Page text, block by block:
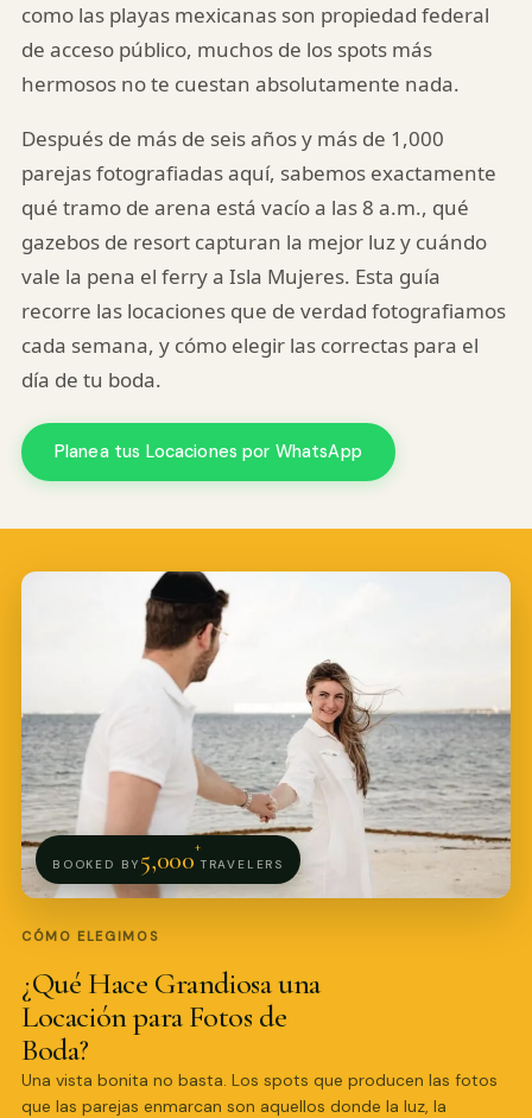
como las playas mexicanas son propiedad federal
de acceso público, muchos de los spots más
hermosos no te cuestan absolutamente nada.
Después de más de seis años y más de 1,000
parejas fotografiadas aquí, sabemos exactamente
qué tramo de arena está vacío a las 8 a.m., qué
gazebos de resort capturan la mejor luz y cuándo
vale la pena el ferry a Isla Mujeres. Esta guía
recorre las locaciones que de verdad fotografiamos
cada semana, y cómo elegir las correctas para el
día de tu boda.
Planea tus Locaciones por WhatsApp
BOOKED BY 5,000+
TRAVELERS
CÓMO ELEGIMOS
¿Qué Hace Grandiosa una
Locación para Fotos de
Boda?
Una vista bonita no basta. Los spots que producen las fotos
que las parejas enmarcan son aquellos donde la luz, la